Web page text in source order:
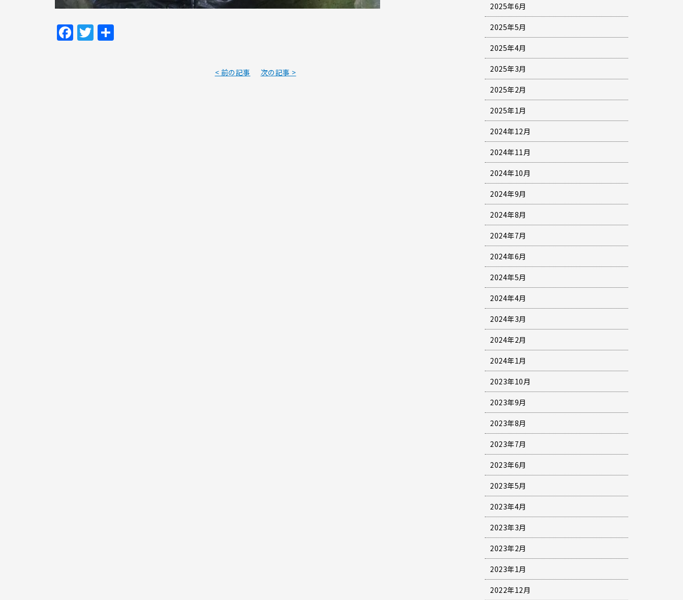
Facebook
Twitter
共
< 前の記事 次の記事 >
2025年6月
2025年5月
2025年4月
2025年3月
2025年2月
2025年1月
2024年12月
2024年11月
2024年10月
2024年9月
2024年8月
2024年7月
2024年6月
2024年5月
2024年4月
2024年3月
2024年2月
2024年1月
2023年10月
2023年9月
2023年8月
2023年7月
2023年6月
2023年5月
2023年4月
2023年3月
2023年2月
2023年1月
2022年12月